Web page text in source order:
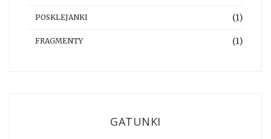
POSKLEJANKI (1)
FRAGMENTY (1)
GATUNKI